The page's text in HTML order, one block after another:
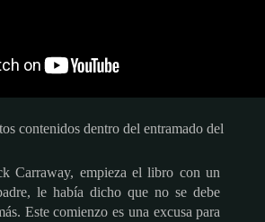
contenidos dentro del entramado del
Carraway, empieza el libro con un
le había dicho que no se debe
Este comienzo es una excusa para